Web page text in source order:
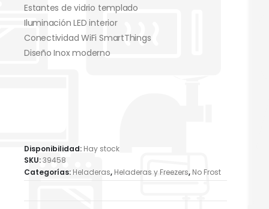
Estantes de vidrio templado
Iluminación LED interior
Conectividad WiFi SmartThings
Diseño Inox moderno
Disponibilidad: Hay stock
SKU:39458
Categorías: Heladeras, Heladeras y Freezers, No Frost